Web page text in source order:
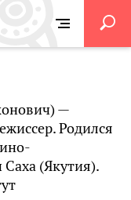
—
Родился
Саха (Якутия).